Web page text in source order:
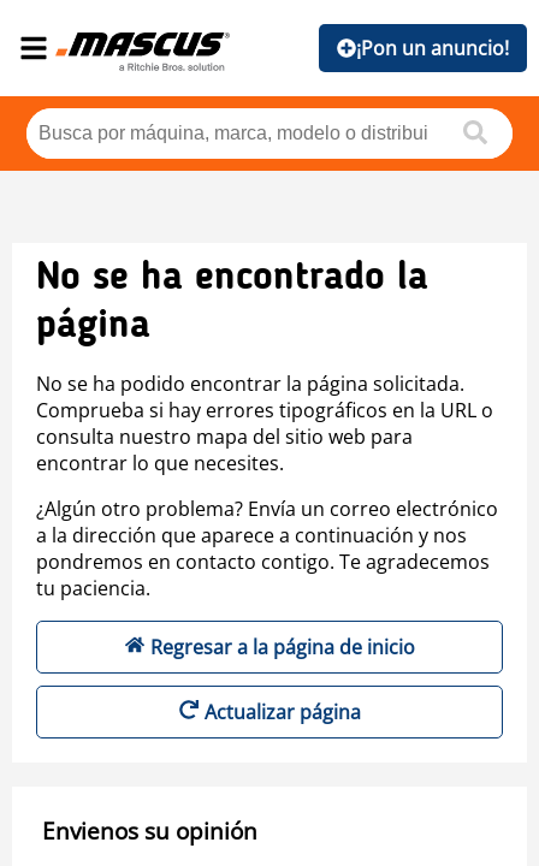
¡Pon un anuncio!
No se ha encontrado la
página
No se ha podido encontrar la página solicitada.
Comprueba si hay errores tipográficos en la URL o
consulta nuestro mapa del sitio web para
encontrar lo que necesites.
¿Algún otro problema? Envía un correo electrónico
a la dirección que aparece a continuación y nos
pondremos en contacto contigo. Te agradecemos
tu paciencia.
Regresar a la página de inicio
Actualizar página
Envienos su opinión